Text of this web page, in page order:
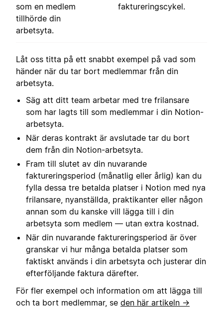
som en medlem
tillhörde din
arbetsyta.
faktureringscykel.
Låt oss titta på ett snabbt exempel på vad som
händer när du tar bort medlemmar från din
arbetsyta.
Säg att ditt team arbetar med tre frilansare
som har lagts till som medlemmar i din Notion-
arbetsyta.
När deras kontrakt är avslutade tar du bort
dem från din Notion-arbetsyta.
Fram till slutet av din nuvarande
faktureringsperiod (månatlig eller årlig) kan du
fylla dessa tre betalda platser i Notion med nya
frilansare, nyanställda, praktikanter eller någon
annan som du kanske vill lägga till i din
arbetsyta som medlem — utan extra kostnad.
När din nuvarande faktureringsperiod är över
granskar vi hur många betalda platser som
faktiskt används i din arbetsyta och justerar din
efterföljande faktura därefter.
För fler exempel och information om att lägga till
och ta bort medlemmar, se den här artikeln →